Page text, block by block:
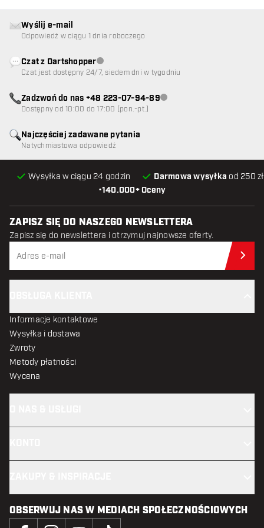
•140.000+ Oceny
Wysyłka w ciągu 24 godzin Darmowa wysyłka od 250
Najczęściej zadawane pytania
Natychmiastowa odpowiedź
Wyślij e-mail
Odpowiedź w ciągu 1 dnia roboczego
Czat z DartshopperObsługa klienta niedostępna
Czat jest dostępny 24/7, siedem dni w tygodniu
Zadzwoń do nas +48 223-07-94-89Obsługa klienta niedostępna
Dostępny od 10:00 do 17:00 (pon.-pt.)
ZAPISZ SIĘ DO NASZEGO NEWSLETTERA
Zapisz się do newslettera i otrzymuj najnowsze oferty.
Informacje kontaktowe
Wysyłka i dostawa
Zwroty
Metody płatności
Wycena
OBSERWUJ NAS W MEDIACH SPOŁECZNOŚCIOWYCH